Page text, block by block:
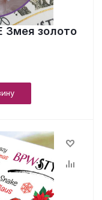
Змея золото